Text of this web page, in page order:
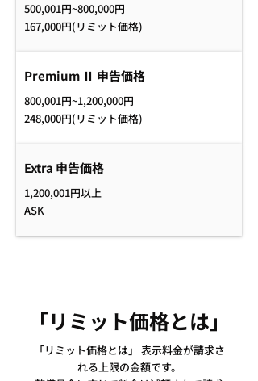
500,001円~800,000円
167,000円(リミット価格)
Premium Ⅱ 申告価格
800,001円~1,200,000円
248,000円(リミット価格)
Extra 申告価格
1,200,001円以上
ASK
「リミット価格とは」
「リミット価格とは」 表示料金が請求さ
れる上限の金額です。